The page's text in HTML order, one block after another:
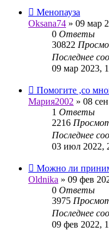
Менопауза
Oksana74 » 09 мар
0 Ответы
30822
Последнее
09 мар 2023,
Помогите ,со
Мария2002 » 08
1 Ответы
2216
Последнее
03 июл 2022,
Можно ли
Oldnika » 09 фев
0 Ответы
3975
Последнее
09 фев 2022,